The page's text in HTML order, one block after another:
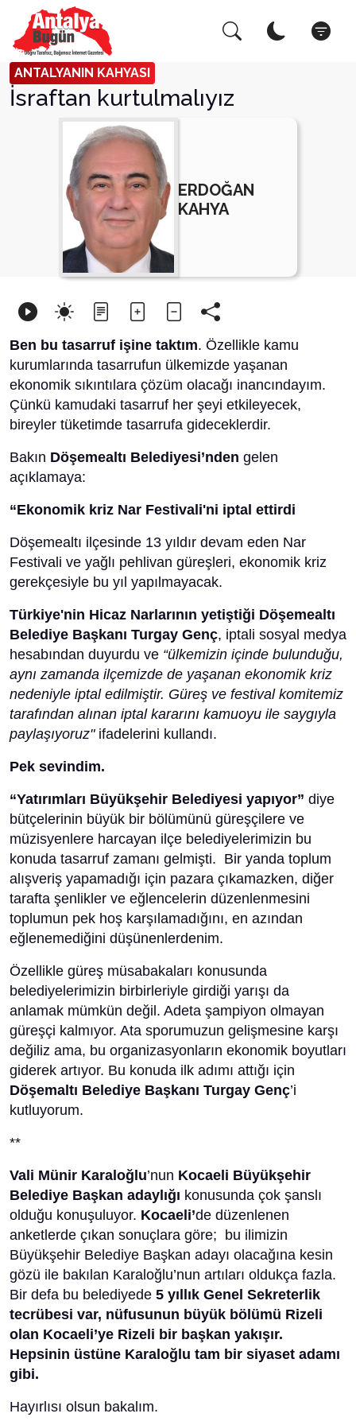
ANTALYANIN KAHYASI
İsraftan kurtulmalıyız
ERDOĞAN
KAHYA
Ben bu tasarruf işine taktım. Özellikle kamu
kurumlarında tasarrufun ülkemizde yaşanan
ekonomik sıkıntılara çözüm olacağı inancındayım.
Çünkü kamudaki tasarruf her şeyi etkileyecek,
bireyler tüketimde tasarrufa gideceklerdir.
Bakın Döşemealtı Belediyesi’nden gelen
açıklamaya:
“Ekonomik kriz Nar Festivali'ni iptal ettirdi
Döşemealtı ilçesinde 13 yıldır devam eden Nar
Festivali ve yağlı pehlivan güreşleri, ekonomik kriz
gerekçesiyle bu yıl yapılmayacak.
Türkiye'nin Hicaz Narlarının yetiştiği Döşemealtı
Belediye Başkanı Turgay Genç, iptali sosyal medya
hesabından duyurdu ve “ülkemizin içinde bulunduğu,
aynı zamanda ilçemizde de yaşanan ekonomik kriz
nedeniyle iptal edilmiştir. Güreş ve festival komitemiz
tarafından alınan iptal kararını kamuoyu ile saygıyla
paylaşıyoruz" ifadelerini kullandı.
Pek sevindim.
“Yatırımları Büyükşehir Belediyesi yapıyor” diye
bütçelerinin büyük bir bölümünü güreşçilere ve
müzisyenlere harcayan ilçe belediyelerimizin bu
konuda tasarruf zamanı gelmişti. Bir yanda toplum
alışveriş yapamadığı için pazara çıkamazken, diğer
tarafta şenlikler ve eğlencelerin düzenlenmesini
toplumun pek hoş karşılamadığını, en azından
eğlenemediğini düşünenlerdenim.
Özellikle güreş müsabakaları konusunda
belediyelerimizin birbirleriyle girdiği yarışı da
anlamak mümkün değil. Adeta şampiyon olmayan
güreşçi kalmıyor. Ata sporumuzun gelişmesine karşı
değiliz ama, bu organizasyonların ekonomik boyutları
giderek artıyor. Bu konuda ilk adımı attığı için
Döşemaltı Belediye Başkanı Turgay Genç’i
kutluyorum.
**
Vali Münir Karaloğlu’nun Kocaeli Büyükşehir
Belediye Başkan adaylığı konusunda çok şanslı
olduğu konuşuluyor. Kocaeli’de düzenlenen
anketlerde çıkan sonuçlara göre; bu ilimizin
Büyükşehir Belediye Başkan adayı olacağına kesin
gözü ile bakılan Karaloğlu’nun artıları oldukça fazla.
Bir defa bu belediyede 5 yıllık Genel Sekreterlik
tecrübesi var, nüfusunun büyük bölümü Rizeli
olan Kocaeli’ye Rizeli bir başkan yakışır.
Hepsinin üstüne Karaloğlu tam bir siyaset adamı
gibi.
Hayırlısı olsun bakalım.
Arama Yap! Kapat